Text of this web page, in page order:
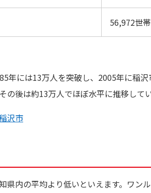
56,972世帯
年には13万人を突破し、2005年に稲
の後は約13万人でほぼ水平に推移してい
沢市
県内の平均より低いといえます。ワン